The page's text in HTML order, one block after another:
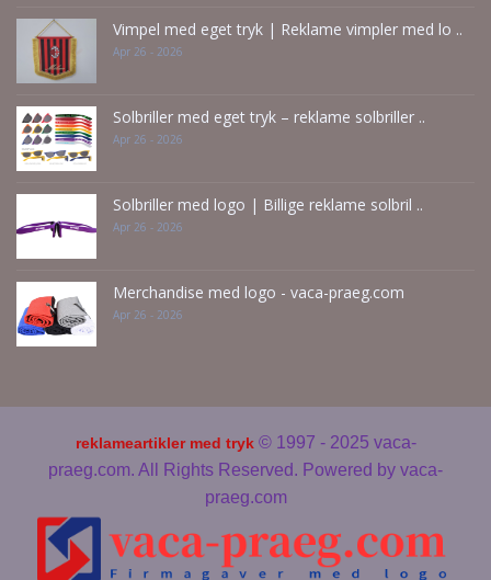
Vimpel med eget tryk | Reklame vimpler med lo ..
Apr 26 - 2026
Solbriller med eget tryk – reklame solbriller ..
Apr 26 - 2026
Solbriller med logo | Billige reklame solbril ..
Apr 26 - 2026
Merchandise med logo - vaca-praeg.com
Apr 26 - 2026
reklameartikler med tryk © 1997 - 2025 vaca-
praeg.com. All Rights Reserved. Powered by vaca-
praeg.com